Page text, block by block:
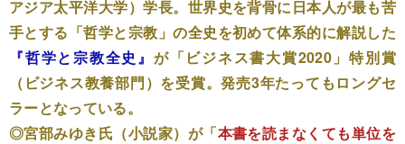
アジア太平洋大学）学長。世界史を背骨に日本人が最も苦
手とする「哲学と宗教」の全史を初めて体系的に解説した
『哲学と宗教全史』 が「ビジネス書大賞2020」特別賞
（ビジネス教養部門）を受賞。発売3年たってもロングセ
ラーとなっている。
◎宮部みゆき氏（小説家）が「本書を読まなくても単位を